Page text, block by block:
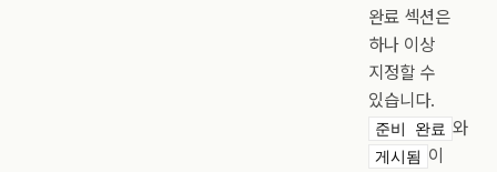
완료 섹션은
하나 이상
지정할 수
있습니다.
준비 완료 와
게시됨 이